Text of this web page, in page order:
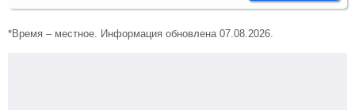
*Время – местное. Информация обновлена 07.08.2026.